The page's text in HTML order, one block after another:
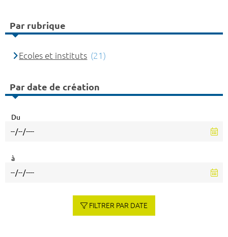
Par rubrique
Ecoles et instituts (21)
Par date de création
Du
à
FILTRER PAR DATE